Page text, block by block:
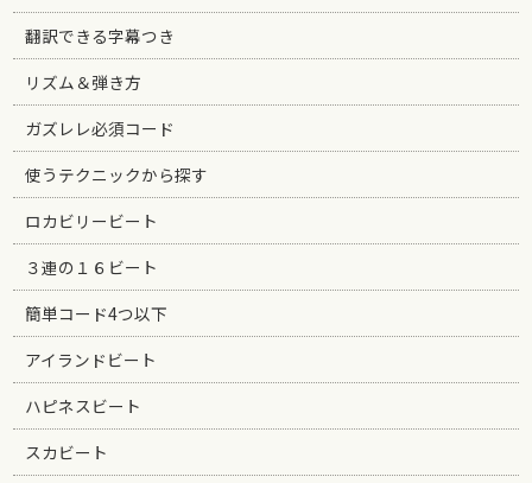
翻訳できる字幕つき
リズム＆弾き方
ガズレレ必須コード
使うテクニックから探す
ロカビリービート
３連の１６ビート
簡単コード4つ以下
アイランドビート
ハピネスビート
スカビート